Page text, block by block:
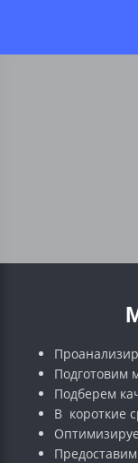
Подготовим
Подберем
В короткие